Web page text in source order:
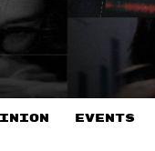
EVENTS